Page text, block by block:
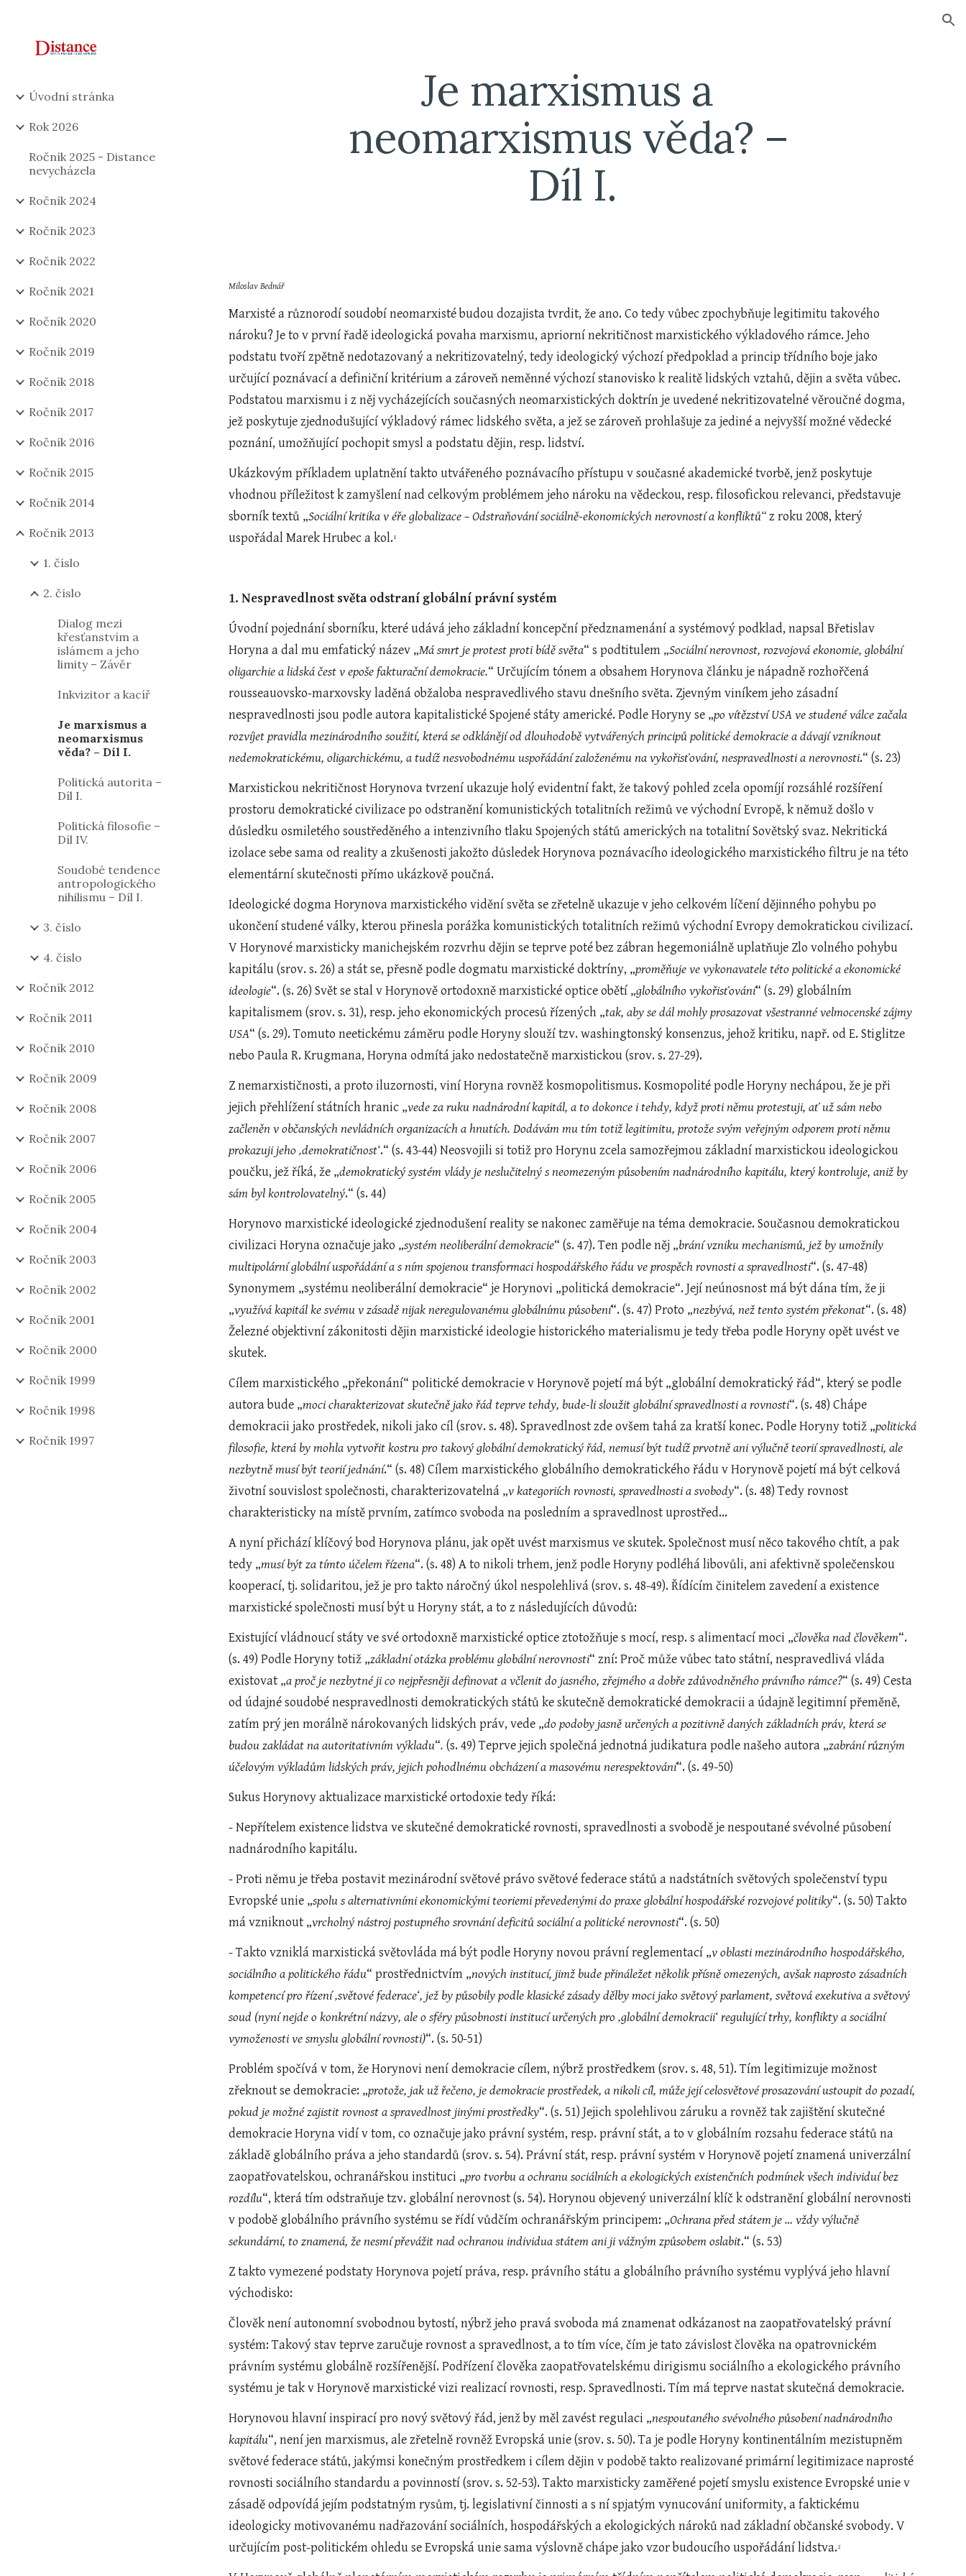
Úvodní stránka
Rok 2026
Ročník 2025 - Distance
nevycházela
Ročník 2024
Ročník 2023
Ročník 2022
Ročník 2021
Ročník 2020
Ročník 2019
Ročník 2018
Ročník 2017
Ročník 2016
Ročník 2015
Ročník 2014
Ročník 2013
1. číslo
2. číslo
Dialog mezi
křesťanstvím a
islámem a jeho
limity – Závěr
Inkvizitor a kacíř
Je marxismus a
neomarxismus
věda? – Díl I.
Politická autorita –
Díl I.
Politická filosofie –
Díl IV.
Soudobé tendence
antropologického
nihilismu – Díl I.
3. číslo
4. číslo
Ročník 2012
Ročník 2011
Ročník 2010
Ročník 2009
Ročník 2008
Ročník 2007
Ročník 2006
Ročník 2005
Ročník 2004
Ročník 2003
Ročník 2002
Ročník 2001
Ročník 2000
Ročník 1999
Ročník 1998
Ročník 1997
Je marxismus a
neomarxismus věda? –
Díl I.
Miloslav Bednář
Marxisté a různorodí soudobí neomarxisté budou dozajista tvrdit, že ano. Co tedy vůbec zpochybňuje legitimitu takového
nároku? Je to v první řadě ideologická povaha marxismu, apriorní nekritičnost marxistického výkladového rámce. Jeho
podstatu tvoří zpětně nedotazovaný a nekritizovatelný, tedy ideologický výchozí předpoklad a princip třídního boje jako
určující poznávací a definiční kritérium a zároveň neměnné výchozí stanovisko k realitě lidských vztahů, dějin a světa vůbec.
Podstatou marxismu i z něj vycházejících současných neomarxistických doktrín je uvedené nekritizovatelné věroučné dogma,
jež poskytuje zjednodušující výkladový rámec lidského světa, a jež se zároveň prohlašuje za jediné a nejvyšší možné vědecké
poznání, umožňující pochopit smysl a podstatu dějin, resp. lidství.
Ukázkovým příkladem uplatnění takto utvářeného poznávacího přístupu v současné akademické tvorbě, jenž poskytuje
vhodnou příležitost k zamyšlení nad celkovým problémem jeho nároku na vědeckou, resp. filosofickou relevanci, představuje
sborník textů „Sociální kritika v éře globalizace – Odstraňování sociálně-ekonomických nerovností a konfliktů“ z roku 2008, který
uspořádal Marek Hrubec a kol.1
1. Nespravedlnost světa odstraní globální právní systém
Úvodní pojednání sborníku, které udává jeho základní koncepční předznamenání a systémový podklad, napsal Břetislav
Horyna a dal mu emfatický název „Má smrt je protest proti bídě světa“ s podtitulem „Sociální nerovnost, rozvojová ekonomie, globální
oligarchie a lidská čest v epoše fakturační demokracie.“ Určujícím tónem a obsahem Horynova článku je nápadně rozhořčená
rousseauovsko-marxovsky laděná obžaloba nespravedlivého stavu dnešního světa. Zjevným viníkem jeho zásadní
nespravedlnosti jsou podle autora kapitalistické Spojené státy americké. Podle Horyny se „po vítězství USA ve studené válce začala
rozvíjet pravidla mezinárodního soužití, která se odklánějí od dlouhodobě vytvářených principů politické demokracie a dávají vzniknout
nedemokratickému, oligarchickému, a tudíž nesvobodnému uspořádání založenému na vykořisťování, nespravedlnosti a nerovnosti.“ (s. 23)
Marxistickou nekritičnost Horynova tvrzení ukazuje holý evidentní fakt, že takový pohled zcela opomíjí rozsáhlé rozšíření
prostoru demokratické civilizace po odstranění komunistických totalitních režimů ve východní Evropě, k němuž došlo v
důsledku osmiletého soustředěného a intenzivního tlaku Spojených států amerických na totalitní Sovětský svaz. Nekritická
izolace sebe sama od reality a zkušenosti jakožto důsledek Horynova poznávacího ideologického marxistického filtru je na této
elementární skutečnosti přímo ukázkově poučná.
Ideologické dogma Horynova marxistického vidění světa se zřetelně ukazuje v jeho celkovém líčení dějinného pohybu po
ukončení studené války, kterou přinesla porážka komunistických totalitních režimů východní Evropy demokratickou civilizací.
V Horynové marxisticky manichejském rozvrhu dějin se teprve poté bez zábran hegemoniálně uplatňuje Zlo volného pohybu
kapitálu (srov. s. 26) a stát se, přesně podle dogmatu marxistické doktríny, „proměňuje ve vykonavatele této politické a ekonomické
ideologie“. (s. 26) Svět se stal v Horynově ortodoxně marxistické optice obětí „globálního vykořisťování“ (s. 29) globálním
kapitalismem (srov. s. 31), resp. jeho ekonomických procesů řízených „tak, aby se dál mohly prosazovat všestranné velmocenské zájmy
USA“ (s. 29). Tomuto neetickému záměru podle Horyny slouží tzv. washingtonský konsenzus, jehož kritiku, např. od E. Stiglitze
nebo Paula R. Krugmana, Horyna odmítá jako nedostatečně marxistickou (srov. s. 27-29).
Z nemarxističnosti, a proto iluzornosti, viní Horyna rovněž kosmopolitismus. Kosmopolité podle Horyny nechápou, že je při
jejich přehlížení státních hranic „vede za ruku nadnárodní kapitál, a to dokonce i tehdy, když proti němu protestuji, ať už sám nebo
začleněn v občanských nevládních organizacích a hnutích. Dodávám mu tím totiž legitimitu, protože svým veřejným odporem proti němu
prokazuji jeho ‚demokratičnost‘.“ (s. 43-44) Neosvojili si totiž pro Horynu zcela samozřejmou základní marxistickou ideologickou
poučku, jež říká, že „demokratický systém vlády je neslučitelný s neomezeným působením nadnárodního kapitálu, který kontroluje, aniž by
sám byl kontrolovatelný.“ (s. 44)
Horynovo marxistické ideologické zjednodušení reality se nakonec zaměřuje na téma demokracie. Současnou demokratickou
civilizaci Horyna označuje jako „systém neoliberální demokracie“ (s. 47). Ten podle něj „brání vzniku mechanismů, jež by umožnily
multipolární globální uspořádání a s ním spojenou transformaci hospodářského řádu ve prospěch rovnosti a spravedlnosti“. (s. 47-48)
Synonymem „systému neoliberální demokracie“ je Horynovi „politická demokracie“. Její neúnosnost má být dána tím, že ji
„využívá kapitál ke svému v zásadě nijak neregulovanému globálnímu působení“. (s. 47) Proto „nezbývá, než tento systém překonat“. (s. 48)
Železné objektivní zákonitosti dějin marxistické ideologie historického materialismu je tedy třeba podle Horyny opět uvést ve
skutek.
Cílem marxistického „překonání“ politické demokracie v Horynově pojetí má být „globální demokratický řád“, který se podle
autora bude „moci charakterizovat skutečně jako řád teprve tehdy, bude-li sloužit globální spravedlnosti a rovnosti“. (s. 48) Chápe
demokracii jako prostředek, nikoli jako cíl (srov. s. 48). Spravedlnost zde ovšem tahá za kratší konec. Podle Horyny totiž „politická
filosofie, která by mohla vytvořit kostru pro takový globální demokratický řád, nemusí být tudíž prvotně ani výlučně teorií spravedlnosti, ale
nezbytně musí být teorií jednání.“ (s. 48) Cílem marxistického globálního demokratického řádu v Horynově pojetí má být celková
životní souvislost společnosti, charakterizovatelná „v kategoriích rovnosti, spravedlnosti a svobody“. (s. 48) Tedy rovnost
charakteristicky na místě prvním, zatímco svoboda na posledním a spravedlnost uprostřed...
A nyní přichází klíčový bod Horynova plánu, jak opět uvést marxismus ve skutek. Společnost musí něco takového chtít, a pak
tedy „musí být za tímto účelem řízena“. (s. 48) A to nikoli trhem, jenž podle Horyny podléhá libovůli, ani afektivně společenskou
kooperací, tj. solidaritou, jež je pro takto náročný úkol nespolehlivá (srov. s. 48-49). Řídícím činitelem zavedení a existence
marxistické společnosti musí být u Horyny stát, a to z následujících důvodů:
Existující vládnoucí státy ve své ortodoxně marxistické optice ztotožňuje s mocí, resp. s alimentací moci „člověka nad člověkem“.
(s. 49) Podle Horyny totiž „základní otázka problému globální nerovnosti“ zní: Proč může vůbec tato státní, nespravedlivá vláda
existovat „a proč je nezbytné ji co nejpřesněji definovat a včlenit do jasného, zřejmého a dobře zdůvodněného právního rámce?“ (s. 49) Cesta
od údajné soudobé nespravedlnosti demokratických států ke skutečně demokratické demokracii a údajně legitimní přeměně,
zatím prý jen morálně nárokovaných lidských práv, vede „do podoby jasně určených a pozitivně daných základních práv, která se
budou zakládat na autoritativním výkladu“. (s. 49) Teprve jejich společná jednotná judikatura podle našeho autora „zabrání různým
účelovým výkladům lidských práv, jejich pohodlnému obcházení a masovému nerespektování“. (s. 49-50)
Sukus Horynovy aktualizace marxistické ortodoxie tedy říká:
- Nepřítelem existence lidstva ve skutečné demokratické rovnosti, spravedlnosti a svobodě je nespoutané svévolné působení
nadnárodního kapitálu.
- Proti němu je třeba postavit mezinárodní světové právo světové federace států a nadstátních světových společenství typu
Evropské unie „spolu s alternativními ekonomickými teoriemi převedenými do praxe globální hospodářské rozvojové politiky“. (s. 50) Takto
má vzniknout „vrcholný nástroj postupného srovnání deficitů sociální a politické nerovnosti“. (s. 50)
- Takto vzniklá marxistická světovláda má být podle Horyny novou právní reglementací „v oblasti mezinárodního hospodářského,
sociálního a politického řádu“ prostřednictvím „nových institucí, jimž bude přináležet několik přísně omezených, avšak naprosto zásadních
kompetencí pro řízení ‚světové federace‘, jež by působily podle klasické zásady dělby moci jako světový parlament, světová exekutiva a světový
soud (nyní nejde o konkrétní názvy, ale o sféry působnosti institucí určených pro ‚globální demokracii‘ regulující trhy, konflikty a sociální
vymoženosti ve smyslu globální rovnosti)“. (s. 50-51)
Problém spočívá v tom, že Horynovi není demokracie cílem, nýbrž prostředkem (srov. s. 48, 51). Tím legitimizuje možnost
zřeknout se demokracie: „protože, jak už řečeno, je demokracie prostředek, a nikoli cíl, může její celosvětové prosazování ustoupit do pozadí,
pokud je možné zajistit rovnost a spravedlnost jinými prostředky“. (s. 51) Jejich spolehlivou záruku a rovněž tak zajištění skutečné
demokracie Horyna vidí v tom, co označuje jako právní systém, resp. právní stát, a to v globálním rozsahu federace států na
základě globálního práva a jeho standardů (srov. s. 54). Právní stát, resp. právní systém v Horynově pojetí znamená univerzální
zaopatřovatelskou, ochranářskou instituci „pro tvorbu a ochranu sociálních a ekologických existenčních podmínek všech individuí bez
rozdílu“, která tím odstraňuje tzv. globální nerovnost (s. 54). Horynou objevený univerzální klíč k odstranění globální nerovnosti
v podobě globálního právního systému se řídí vůdčím ochranářským principem: „Ochrana před státem je … vždy výlučně
sekundární, to znamená, že nesmí převážit nad ochranou individua státem ani ji vážným způsobem oslabit.“ (s. 53)
Z takto vymezené podstaty Horynova pojetí práva, resp. právního státu a globálního právního systému vyplývá jeho hlavní
východisko:
Člověk není autonomní svobodnou bytostí, nýbrž jeho pravá svoboda má znamenat odkázanost na zaopatřovatelský právní
systém: Takový stav teprve zaručuje rovnost a spravedlnost, a to tím více, čím je tato závislost člověka na opatrovnickém
právním systému globálně rozšířenější. Podřízení člověka zaopatřovatelskému dirigismu sociálního a ekologického právního
systému je tak v Horynově marxistické vizi realizací rovnosti, resp. Spravedlnosti. Tím má teprve nastat skutečná demokracie.
Horynovou hlavní inspirací pro nový světový řád, jenž by měl zavést regulaci „nespoutaného svévolného působení nadnárodního
kapitálu“, není jen marxismus, ale zřetelně rovněž Evropská unie (srov. s. 50). Ta je podle Horyny kontinentálním mezistupněm
světové federace států, jakýmsi konečným prostředkem i cílem dějin v podobě takto realizované primární legitimizace naprosté
rovnosti sociálního standardu a povinností (srov. s. 52-53). Takto marxisticky zaměřené pojetí smyslu existence Evropské unie v
zásadě odpovídá jejím podstatným rysům, tj. legislativní činnosti a s ní spjatým vynucování uniformity, a faktickému
ideologicky motivovanému nadřazování sociálních, hospodářských a ekologických nároků nad základní občanské svobody. V
určujícím post-politickém ohledu se Evropská unie sama výslovně chápe jako vzor budoucího uspořádání lidstva.2